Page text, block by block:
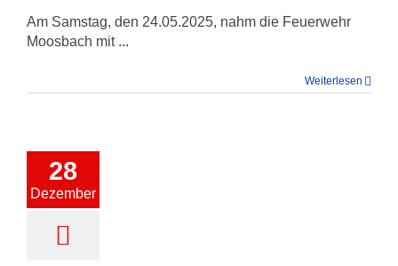
Am Samstag, den 24.05.2025, nahm die Feuerwehr
Moosbach mit...
Weiterlesen
28
Dezember